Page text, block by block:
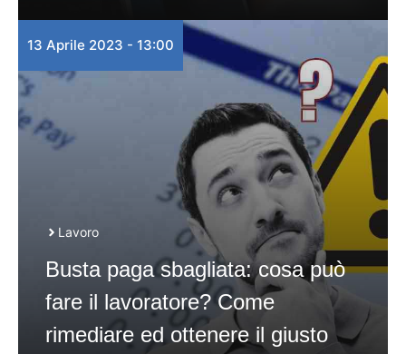
13 Aprile 2023 - 13:00
Lavoro
Busta paga sbagliata: cosa può
fare il lavoratore? Come
rimediare ed ottenere il giusto